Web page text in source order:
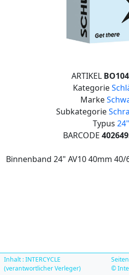
ARTIKEL
Kategorie
Marke
Subkategorie
Typus 24"
BARCODE
Binnenband 24" AV10 40mm
Inhalt : INTERCYCLE
(verantwortlicher Verleger)
©